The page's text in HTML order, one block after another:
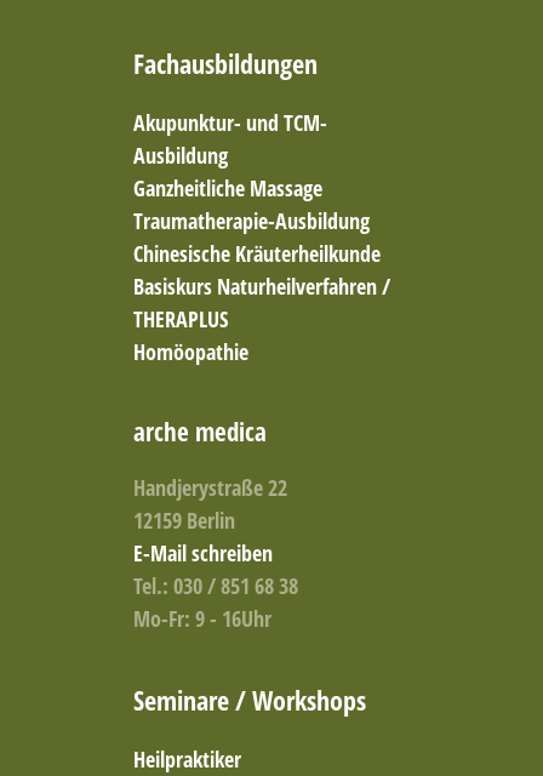
Fachausbildungen
Akupunktur- und TCM-
Ausbildung
Ganzheitliche Massage
Traumatherapie-Ausbildung
Chinesische Kräuterheilkunde
Basiskurs Naturheilverfahren /
THERAPLUS
Homöopathie
arche medica
Handjerystraße 22
12159 Berlin
E-Mail schreiben
Tel.: 030 / 851 68 38
Mo-Fr: 9 - 16Uhr
Seminare / Workshops
Heilpraktiker